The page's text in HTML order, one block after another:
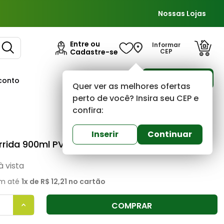
Nossas Lojas
Entre ou
Cadastre-se
Informar
CEP
Quer ver as melhores ofertas
perto de você? Insira seu CEP e
confira:
Inserir Continuar
Coral 0 (0)
900ml PVA Coral
vista
até 1x de R$ 12,21 no cartão
COMPRAR